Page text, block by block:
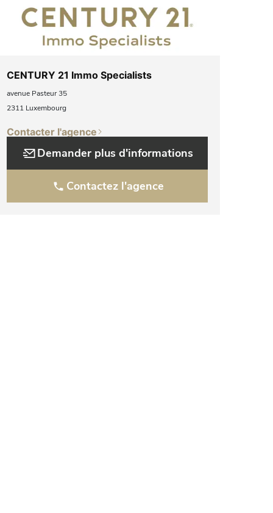
CENTURY 21 Immo Specialists
avenue Pasteur 35
2311 Luxembourg
Contacter l'agence
Demander plus d'informations
Contactez l'agence